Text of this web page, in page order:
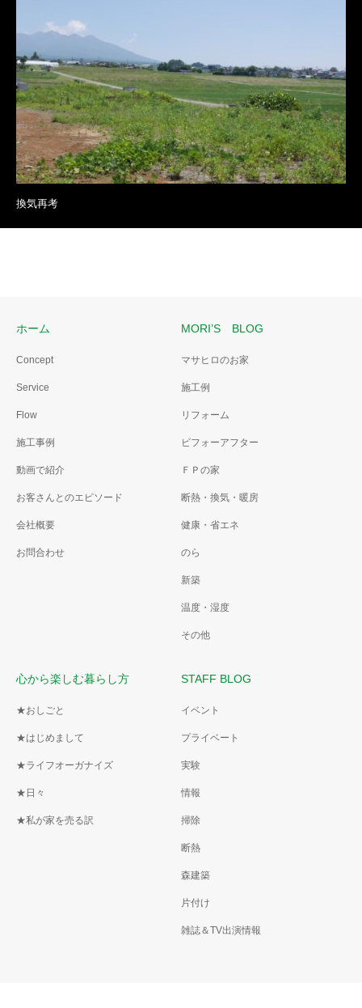
換気再考
ホーム
Concept
Service
Flow
施工事例
動画で紹介
お客さんとのエピソード
会社概要
お問合わせ
MORI’S BLOG
マサヒロのお家
施工例
リフォーム
ビフォーアフター
ＦＰの家
断熱・換気・暖房
健康・省エネ
のら
新築
温度・湿度
その他
心から楽しむ暮らし方
★おしごと
★はじめまして
★ライフオーガナイズ
★日々
★私が家を売る訳
STAFF BLOG
イベント
プライベート
実験
情報
掃除
断熱
森建築
片付け
雑誌＆TV出演情報